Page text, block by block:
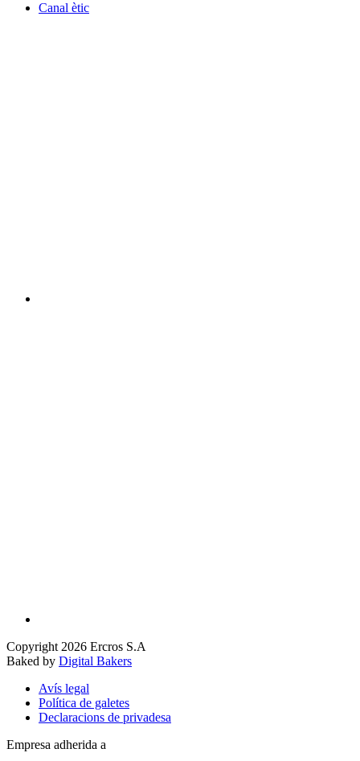
Canal ètic
Copyright 2026 Ercros S.A
Baked by Digital Bakers
Avís legal
Política de galetes
Declaracions de privadesa
Empresa adherida a